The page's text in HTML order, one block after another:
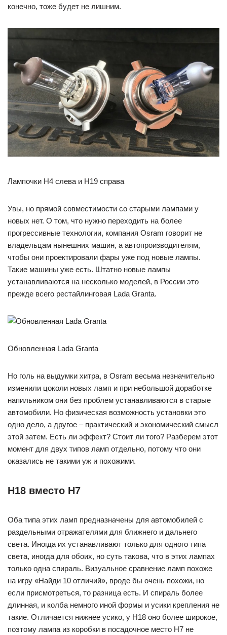
конечно, тоже будет не лишним.
Лампочки H4 слева и H19 справа
Увы, но прямой совместимости со старыми лампами у
новых нет. О том, что нужно переходить на более
прогрессивные технологии, компания Osram говорит не
владельцам нынешних машин, а автопроизводителям,
чтобы они проектировали фары уже под новые лампы.
Такие машины уже есть. Штатно новые лампы
устанавливаются на несколько моделей, в России это
прежде всего рестайлинговая Lada Granta.
Обновленная Lada Granta
Но голь на выдумки хитра, в Osram весьма незначительно
изменили цоколи новых ламп и при небольшой доработке
напильником они без проблем устанавливаются в старые
автомобили. Но физическая возможность установки это
одно дело, а другое – практический и экономический смысл
этой затем. Есть ли эффект? Стоит ли того? Разберем этот
момент для двух типов ламп отдельно, потому что они
оказались не такими уж и похожими.
H18 вместо H7
Оба типа этих ламп предназначены для автомобилей с
раздельными отражателями для ближнего и дальнего
света. Иногда их устанавливают только для одного типа
света, иногда для обоих, но суть такова, что в этих лампах
только одна спираль. Визуальное сравнение ламп похоже
на игру «Найди 10 отличий», вроде бы очень похожи, но
если присмотреться, то разница есть. И спираль более
длинная, и колба немного иной формы и усики крепления не
такие. Отличается нижнее усико, у H18 оно более широкое,
поэтому лампа из коробки в посадочное место H7 не